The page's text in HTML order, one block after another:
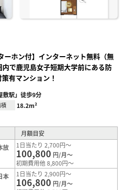
ーホン付】インターネット無料（無
で鹿児島女子短期大学前にある防
有マンション！
敷駅」徒歩9分
18.2m²
月額目安
放
1日当たり 2,700円～
100,800 円/月～
初期費用他 8,800円～
本
1日当たり 2,900円～
106,800 円/月～